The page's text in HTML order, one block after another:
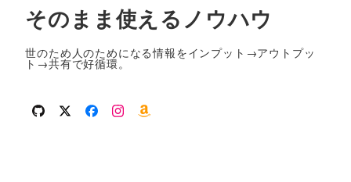
そのまま使えるノウハウ
世のため人のためになる情報をインプット→アウトプッ
ト→共有で好循環。
githubtwitterfacebookinstagram
amazon